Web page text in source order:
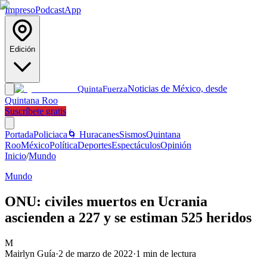
ImpresoPodcastApp
Edición
QuintaFuerzaNoticias de México, desde
Quintana Roo
Suscríbete gratis
PortadaPoliciaca 🌀 HuracanesSismosQuintana
RooMéxicoPolíticaDeportesEspectáculosOpinión
Inicio/Mundo
Mundo
ONU: civiles muertos en Ucrania
ascienden a 227 y se estiman 525 heridos
M
Mairlyn Guía·2 de marzo de 2022·1 min de lectura